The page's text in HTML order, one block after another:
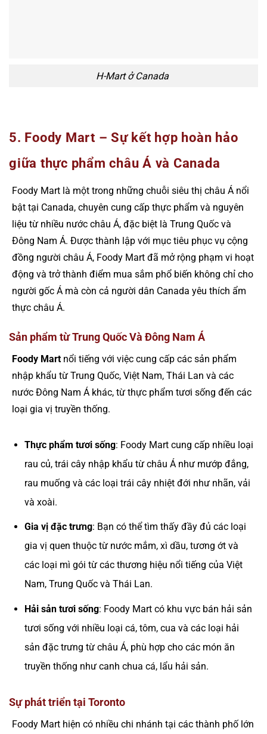
H-Mart ở Canada
5. Foody Mart – Sự kết hợp hoàn hảo
giữa thực phẩm châu Á và Canada
Foody Mart là một trong những chuỗi siêu thị châu Á nổi
bật tại Canada, chuyên cung cấp thực phẩm và nguyên
liệu từ nhiều nước châu Á, đặc biệt là Trung Quốc và
Đông Nam Á. Được thành lập với mục tiêu phục vụ cộng
đồng người châu Á, Foody Mart đã mở rộng phạm vi hoạt
động và trở thành điểm mua sắm phổ biến không chỉ cho
người gốc Á mà còn cả người dân Canada yêu thích ẩm
thực châu Á.
Sản phẩm từ Trung Quốc Và Đông Nam Á
Foody Mart nổi tiếng với việc cung cấp các sản phẩm
nhập khẩu từ Trung Quốc, Việt Nam, Thái Lan và các
nước Đông Nam Á khác, từ thực phẩm tươi sống đến các
loại gia vị truyền thống.
Thực phẩm tươi sống: Foody Mart cung cấp nhiều loại
rau củ, trái cây nhập khẩu từ châu Á như mướp đắng,
rau muống và các loại trái cây nhiệt đới như nhãn, vải
và xoài.
Gia vị đặc trưng: Bạn có thể tìm thấy đầy đủ các loại
gia vị quen thuộc từ nước mắm, xì dầu, tương ớt và
các loại mì gói từ các thương hiệu nổi tiếng của Việt
Nam, Trung Quốc và Thái Lan.
Hải sản tươi sống: Foody Mart có khu vực bán hải sản
tươi sống với nhiều loại cá, tôm, cua và các loại hải
sản đặc trưng từ châu Á, phù hợp cho các món ăn
truyền thống như canh chua cá, lẩu hải sản.
Sự phát triển tại Toronto
Foody Mart hiện có nhiều chi nhánh tại các thành phố lớn